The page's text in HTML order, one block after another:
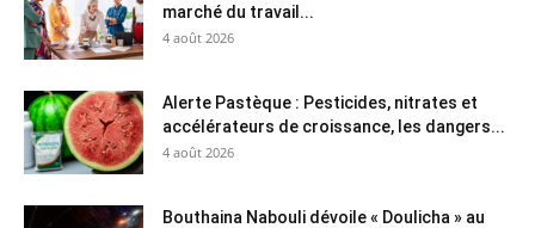
marché du travail...
4 août 2026
Alerte Pastèque : Pesticides, nitrates et
accélérateurs de croissance, les dangers...
4 août 2026
Bouthaina Nabouli dévoile « Doulicha » au